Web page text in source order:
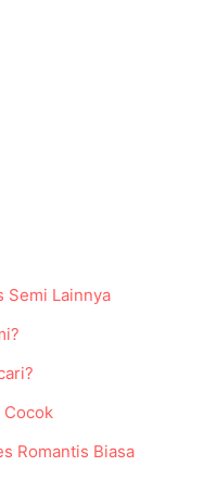
Semi Lainnya
Romantis Biasa